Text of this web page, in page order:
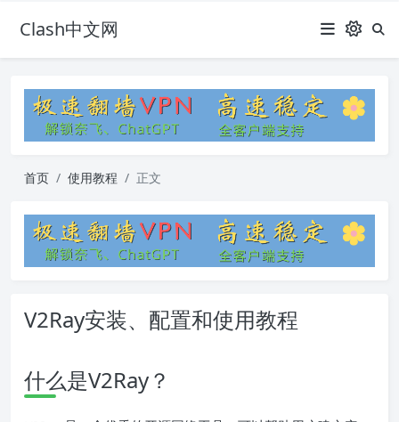
Clash中文网
首页 使用教程 正文
V2Ray安装、配置和使用教程
什么是V2Ray？